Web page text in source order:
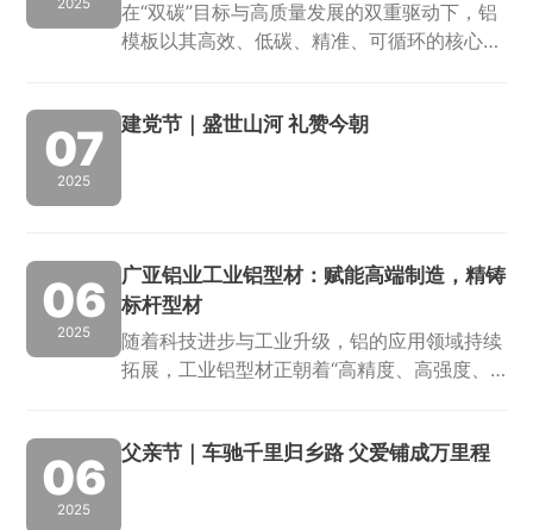
2025
在“双碳”目标与高质量发展的双重驱动下，铝
模板以其高效、低碳、精准、可循环的核心优
企业，佛山市广亚铝模科技有限公司（以下
07
2025
建党节｜盛世山河 礼赞今朝
06
2025
广亚铝业工业铝型材：赋能高端制造，精铸
标杆型材
随着科技进步与工业升级，铝的应用领域持续
拓展，工业铝型材正朝着“高精度、高强度、
略布局，逐步推出系列高性能、高附加值的工
06
2025
父亲节｜车驰千里归乡路 父爱铺成万里程